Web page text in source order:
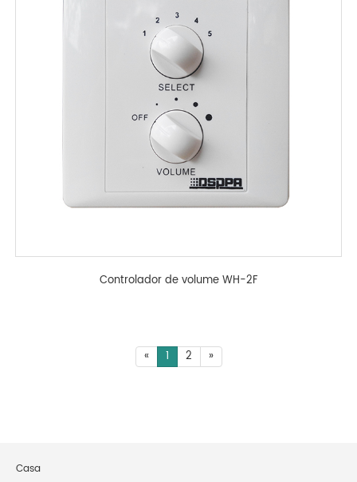
Controlador de volume WH-2F
« 1 2 »
Casa